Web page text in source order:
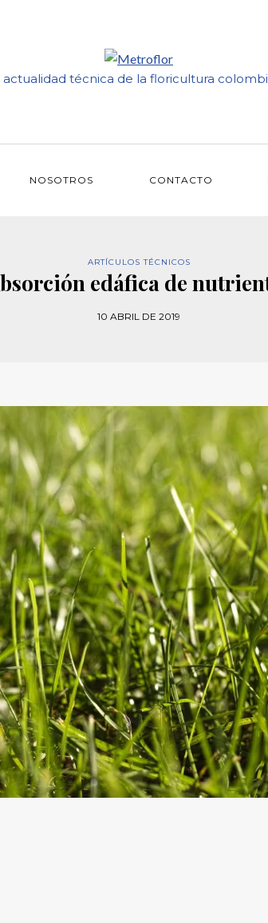
actualidad técnica de la floricultura
NOSOTROS CONTACTO
ARTÍCULOS TÉCNICOS
edáfica de
10 ABRIL DE 2019